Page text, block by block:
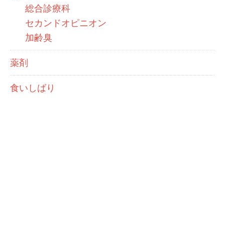
総合診療科
セカンドオピニオン
加齢臭
薬剤
食いしばり